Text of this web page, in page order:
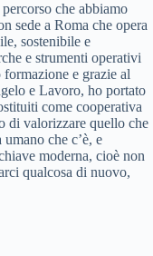
che abbiamo
sede a Roma che opera
sostenibile e
e strumenti operativi
e grazie al
e Lavoro, ho portato
come cooperativa
di valorizzare quello che
che c’è, e
moderna, cioè non
qualcosa di nuovo,